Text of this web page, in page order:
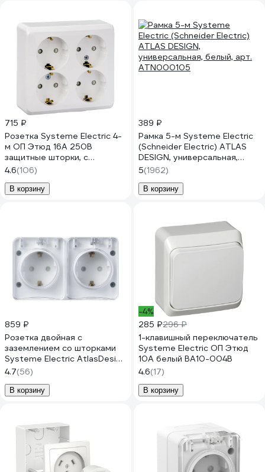
715 ₽
Розетка Systeme Electric 4-
м ОП Этюд 16А 250В
защитные шторки, с
заземлением, белая SchE
PA16-208B 293415
4.6(106)
В корзину
389 ₽
Рамка 5-м Systeme Electric
(Schneider Electric) ATLAS
DESIGN, универсальная,
белый, арт. ATN000105
5(1962)
В корзину
859 ₽
Розетка двойная с
заземлением со шторками
Systeme Electric AtlasDesign
Profi IP54, 16 АХ, 250 В,
открытой установки, Белый
ATN540126
4.7(56)
В корзину
-4%
285 ₽296 ₽
1-клавишный переключатель
Systeme Electric ОП Этюд
10А белый BA10-004B
4.6(17)
В корзину